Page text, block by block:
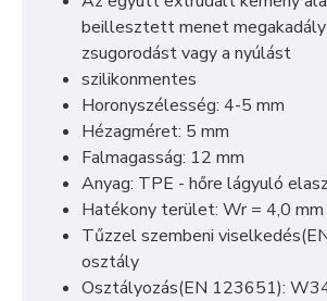
beillesztett menet
zsugorodást vagy a nyúlást
szilikonmentes
Horonyszélesség: 4-5 mm
Hézagméret: 5 mm
Falmagasság: 12 mm
Anyag: TPE - hőre lágyuló
Hatékony terület: Wr = 4,0 mm
Tűzzel szembeni
osztály
Osztályozás(EN 123651):